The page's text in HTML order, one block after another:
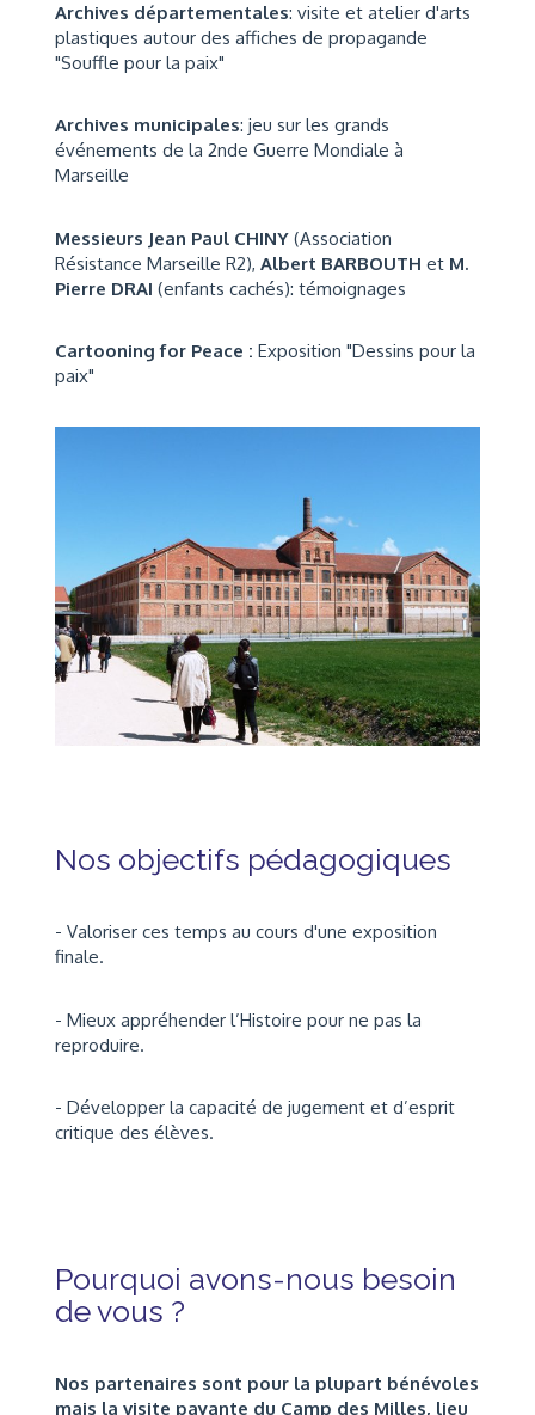
Archives départementales: visite et atelier d'arts
plastiques autour des affiches de propagande
"Souffle pour la paix"
Archives municipales: jeu sur les grands
événements de la 2nde Guerre Mondiale à
Marseille
Messieurs Jean Paul CHINY (Association
Résistance Marseille R2), Albert BARBOUTH et M.
Pierre DRAI (enfants cachés): témoignages
Cartooning for Peace : Exposition "Dessins pour la
paix"
Nos objectifs pédagogiques
- Valoriser ces temps au cours d'une exposition
finale.
- Mieux appréhender l’Histoire pour ne pas la
reproduire.
- Développer la capacité de jugement et d’esprit
critique des élèves.
Pourquoi avons-nous besoin
de vous ?
Nos partenaires sont pour la plupart bénévoles
mais la visite payante du Camp des Milles, lieu